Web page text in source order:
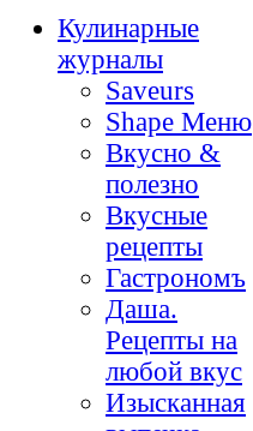
Кулинарные
журналы
Saveurs
Shape Меню
Вкусно &
полезно
Вкусные
рецепты
Гастрономъ
Даша.
Рецепты на
любой вкус
Изысканная